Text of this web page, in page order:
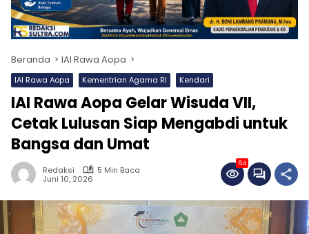
Beranda IAI Rawa Aopa
IAI Rawa Aopa Kementrian Agama RI Kendari
IAI Rawa Aopa Gelar Wisuda VII,
Cetak Lulusan Siap Mengabdi untuk
Bangsa dan Umat
Redaksi
5 Min Baca
Juni 10, 2026
64